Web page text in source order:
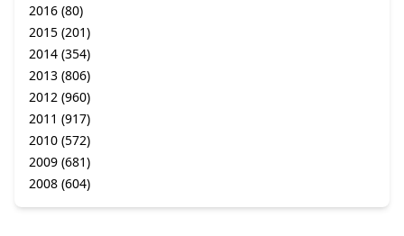
2016 (80)
2015 (201)
2014 (354)
2013 (806)
2012 (960)
2011 (917)
2010 (572)
2009 (681)
2008 (604)